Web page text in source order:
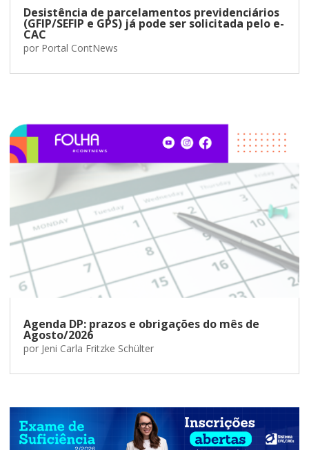
Desistência de parcelamentos previdenciários
(GFIP/SEFIP e GPS) já pode ser solicitada pelo e-
CAC
por Portal ContNews
Agenda DP: prazos e obrigações do mês de
Agosto/2026
por Jeni Carla Fritzke Schülter